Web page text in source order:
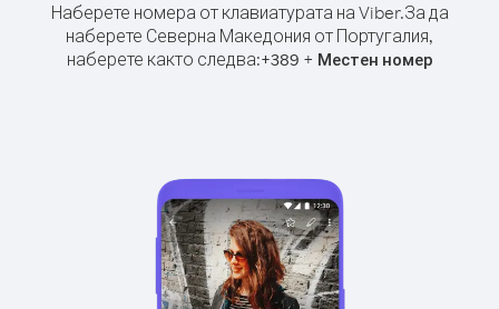
Наберете номера от клавиатурата на Viber.За да
наберете Северна Македония от Португалия,
наберете както следва:+389 + Местен номер